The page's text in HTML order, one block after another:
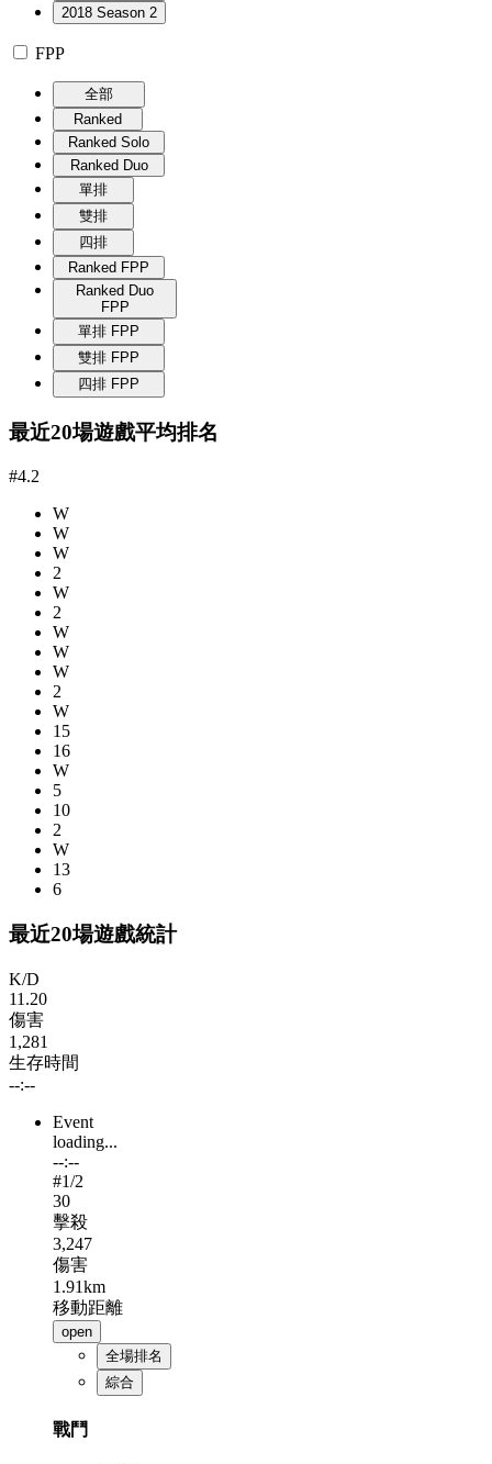
2018 Season 2
FPP
全部
Ranked
Ranked Solo
Ranked Duo
單排
雙排
四排
Ranked FPP
Ranked Duo
FPP
單排 FPP
雙排 FPP
四排 FPP
最近20場遊戲平均排名
#4.2
W
W
W
2
W
2
W
W
W
2
W
15
16
W
5
10
2
W
13
6
最近20場遊戲統計
K/D
11.20
傷害
1,281
生存時間
--:--
Event
loading...
--:--
#1/2
30
擊殺
3,247
傷害
1.91km
移動距離
open
全場排名
綜合
戰鬥